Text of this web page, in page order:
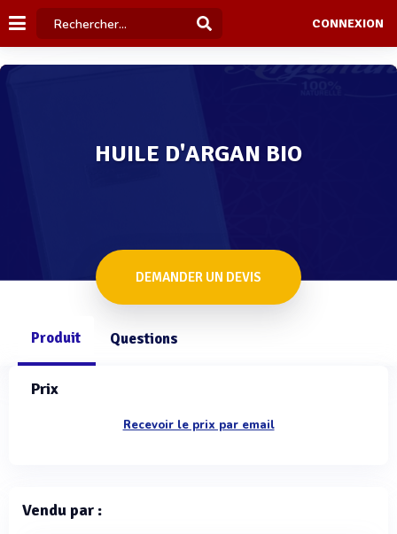
CONNEXION
HUILE D'ARGAN BIO
DEMANDER UN DEVIS
Produit Questions
Prix
Recevoir le prix par email
Vendu par :